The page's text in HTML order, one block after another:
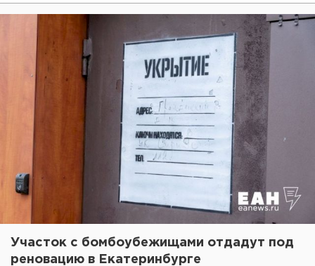
Участок с бомбоубежищами отдадут под
реновацию в Екатеринбурге